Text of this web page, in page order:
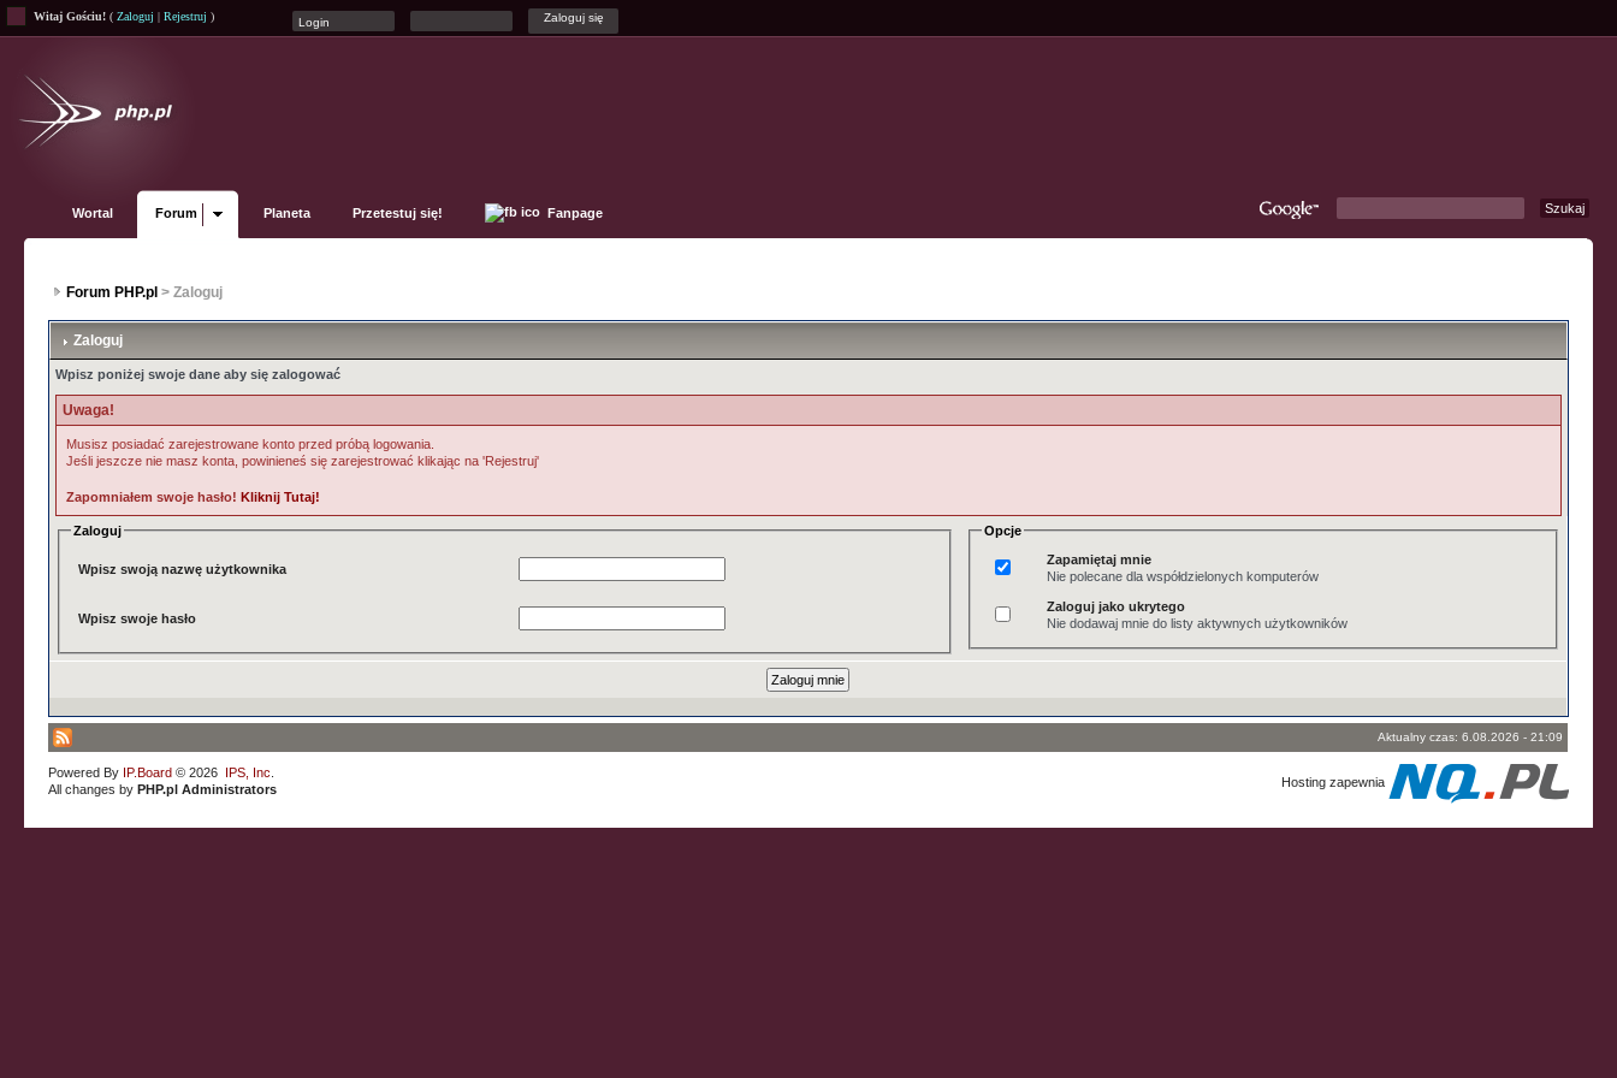
Witaj Gościu! ( Zaloguj | Rejestruj )
Wortal Forum Planeta Przetestuj się! Fanpage
Forum PHP.pl > Zaloguj
Zaloguj
Wpisz poniżej swoje dane aby się zalogować
Uwaga!
Musisz posiadać zarejestrowane konto przed próbą logowania.
Jeśli jeszcze nie masz konta, powinieneś się zarejestrować klikając na 'Rejestruj'
Zapomniałem swoje hasło!Kliknij Tutaj!
Zaloguj
Wpisz swoją nazwę użytkownika
Wpisz swoje hasło
Opcje
Zapamiętaj mnie
Nie polecane dla współdzielonych komputerów
Zaloguj jako ukrytego
Nie dodawaj mnie do listy aktywnych użytkowników
Aktualny czas: 6.08.2026 - 21:09
Powered By IP.Board © 2026 IPS, Inc
All changes byPHP.pl Administrators Hosting zapewnia